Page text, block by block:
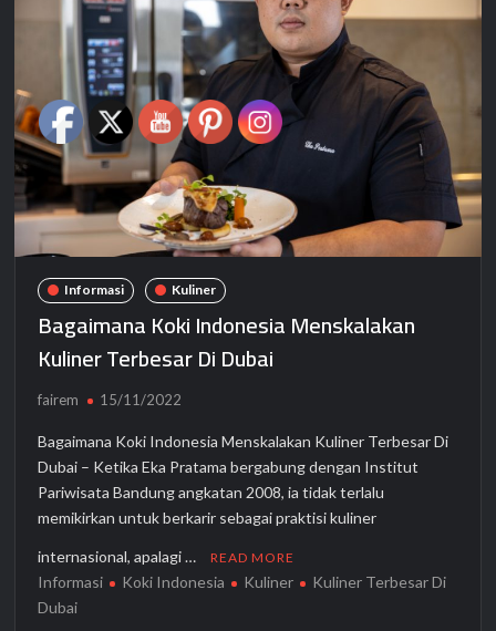
Informasi Kuliner
Bagaimana Koki Indonesia Menskalakan
Kuliner Terbesar Di Dubai
fairem 15/11/2022
Bagaimana Koki Indonesia Menskalakan Kuliner Terbesar Di
Dubai – Ketika Eka Pratama bergabung dengan Institut
Pariwisata Bandung angkatan 2008, ia tidak terlalu
memikirkan untuk berkarir sebagai praktisi kuliner
internasional, apalagi … READ MORE
Informasi Koki Indonesia Kuliner
Kuliner Terbesar Di
Dubai